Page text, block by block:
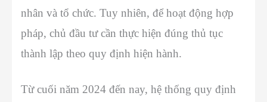
nhân và tổ chức. Tuy nhiên, để hoạt động hợp
pháp, chủ đầu tư cần thực hiện đúng thủ tục
thành lập theo quy định hiện hành.
Từ cuối năm 2024 đến nay, hệ thống quy định